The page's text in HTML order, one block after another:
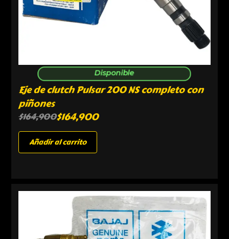
Disponible
Eje de clutch Pulsar 200 NS completo con
piñones
$164,900$164,900
Añadir al carrito